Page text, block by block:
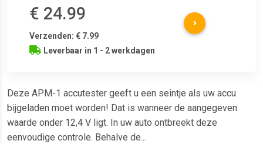
€ 24.99
Verzenden: € 7.99
Leverbaar in 1 - 2 werkdagen
Deze APM-1 accutester geeft u een seintje als uw accu
bijgeladen moet worden! Dat is wanneer de aangegeven
waarde onder 12,4 V ligt. In uw auto ontbreekt deze
eenvoudige controle. Behalve de...